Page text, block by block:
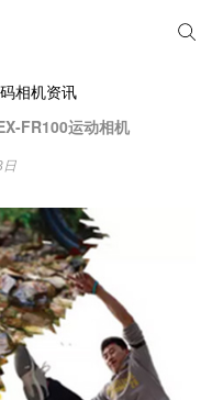
相机资讯
FR100运动相机
日